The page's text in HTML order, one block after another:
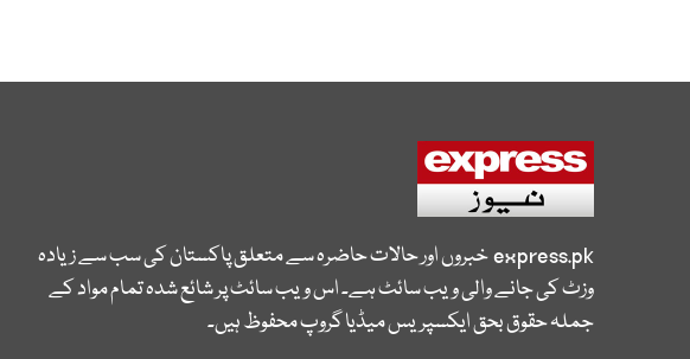
express.pkخبروں اور حالات حاضرہ سے متعلق پاکستان کی سب سے زیادہ
وزٹ کی جانے والی ویب سائٹ ہے۔ اس ویب سائٹ پر شائع شدہ تمام مواد کے
جملہ حقوق بحق ایکسپریس میڈیا گروپ محفوظ ہیں۔